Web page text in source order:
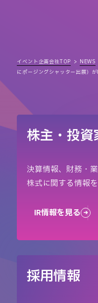
イベント企画会社TOP NEWS
にポージングシャッター出展）
株主・投
決算情報、財務・
株式に関する情報
IR情報を見る
採用情報